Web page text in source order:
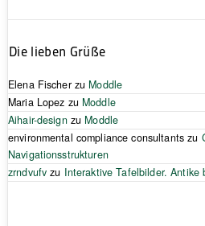
Die lieben Grüße
Elena Fischerzu Moddle
Maria Lopez zu Moddle
Aihair-designzu Moddle
environmental compliance consultants zu
Navigationsstrukturen
zrndvufv zu Interaktive Tafelbilder. Antike